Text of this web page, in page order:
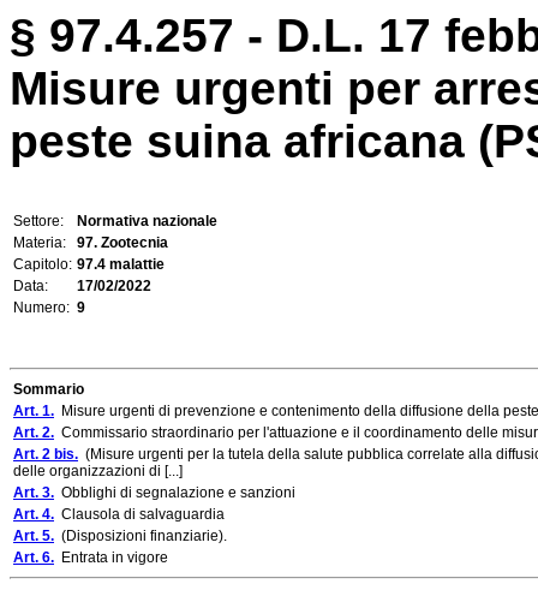
§ 97.4.257 - D.L. 17
Misure urgenti per
peste suina africana
Settore:
Normativa nazionale
Materia:
97. Zootecnia
Capitolo: 97.4 malattie
Data:
17/02/2022
Numero: 9
Sommario
Art. 1. Misure urgenti di prevenzione e contenimento della diffusione della
Art. 2. Commissario straordinario per l'attuazione e il coordinamento delle
Art. 2 bis. (Misure urgenti per la tutela della salute pubblica correlate alla
delle organizzazioni di [...]
Art. 3. Obblighi di segnalazione e sanzioni
Art. 4. Clausola di salvaguardia
Art. 5. (Disposizioni finanziarie).
Art. 6. Entrata in vigore